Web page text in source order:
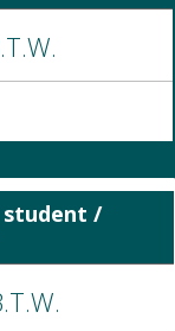
student /